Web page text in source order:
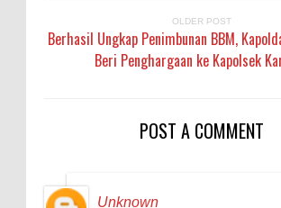
OLDER POST
Berhasil Ungkap Penimbunan BBM,
Beri Penghargaan ke Kapolsek
POST A COMMENT
Unknown